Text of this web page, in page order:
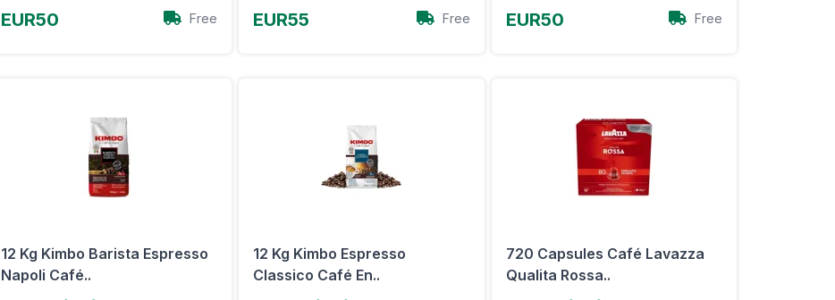
EUR50 Free EUR55 Free EUR50 Free
12 Kg Kimbo Barista Espresso
Napoli Café..
12 Kg Kimbo Espresso
Classico Café En..
720 Capsules Café Lavazza
Qualita Rossa..